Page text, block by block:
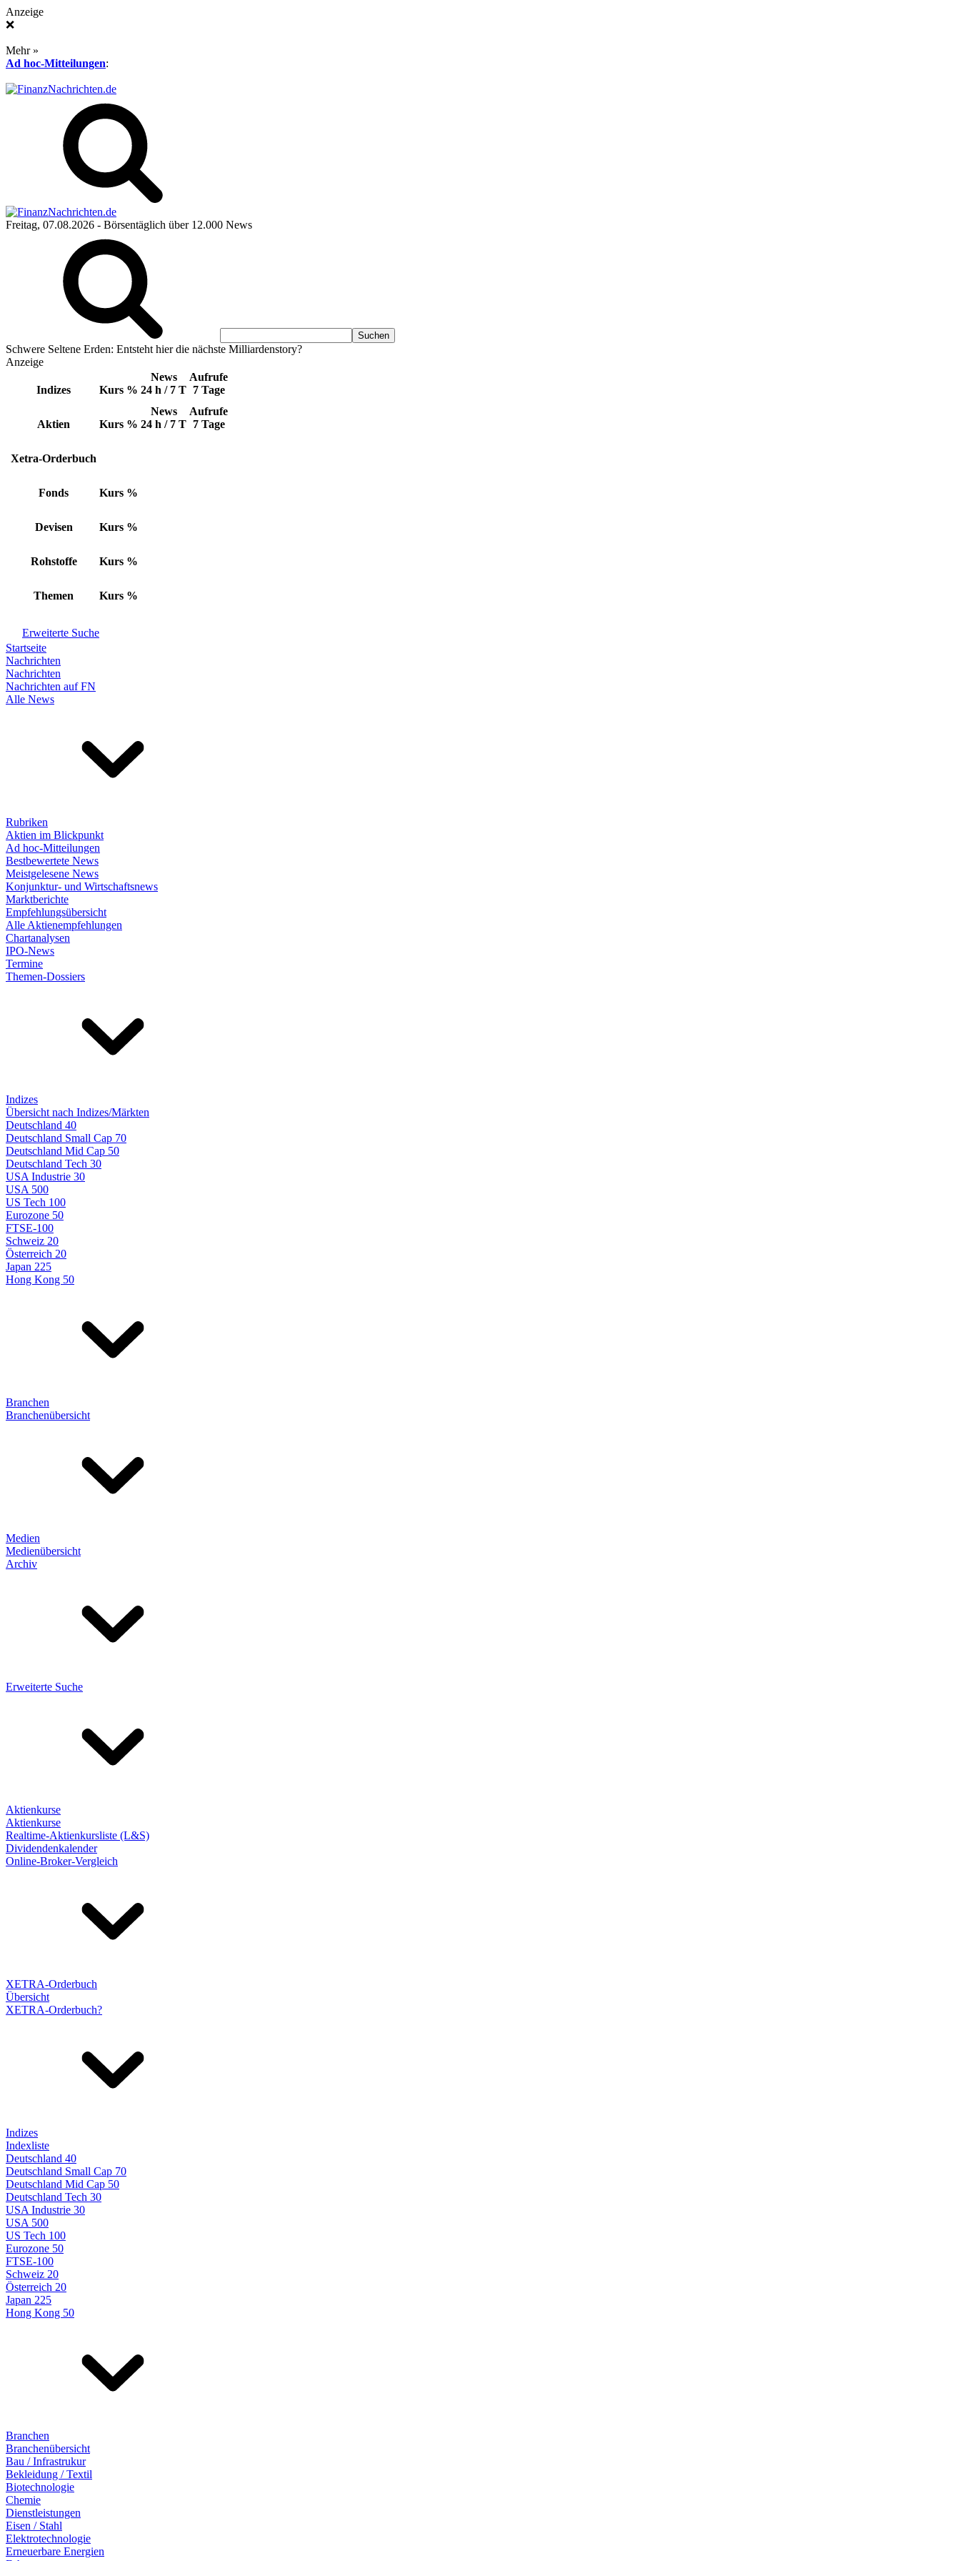
Anzeige
❌
Mehr »
Ad hoc-Mitteilungen:
Freitag, 07.08.2026 - Börsentäglich über 12.000 News
Schwere Seltene Erden: Entsteht hier die nächste Milliardenstory?
Anzeige
Indizes Kurs %
News
24 h / 7 T
Aufrufe
7 Tage
Aktien Kurs %
News
24 h / 7 T
Aufrufe
7 Tage
Xetra-Orderbuch
Fonds Kurs %
Devisen Kurs %
Rohstoffe Kurs %
Themen Kurs %
Erweiterte Suche
Startseite
Nachrichten
Nachrichten
Nachrichten auf FN
Alle News
Rubriken
Aktien im Blickpunkt
Ad hoc-Mitteilungen
Bestbewertete News
Meistgelesene News
Konjunktur- und Wirtschaftsnews
Marktberichte
Empfehlungsübersicht
Alle Aktienempfehlungen
Chartanalysen
IPO-News
Termine
Themen-Dossiers
Indizes
Übersicht nach Indizes/Märkten
Deutschland 40
Deutschland Small Cap 70
Deutschland Mid Cap 50
Deutschland Tech 30
USA Industrie 30
USA 500
US Tech 100
Eurozone 50
FTSE-100
Schweiz 20
Österreich 20
Japan 225
Hong Kong 50
Branchen
Branchenübersicht
Medien
Medienübersicht
Archiv
Erweiterte Suche
Aktienkurse
Aktienkurse
Realtime-Aktienkursliste (L&S)
Dividendenkalender
Online-Broker-Vergleich
XETRA-Orderbuch
Übersicht
XETRA-Orderbuch?
Indizes
Indexliste
Deutschland 40
Deutschland Small Cap 70
Deutschland Mid Cap 50
Deutschland Tech 30
USA Industrie 30
USA 500
US Tech 100
Eurozone 50
FTSE-100
Schweiz 20
Österreich 20
Japan 225
Hong Kong 50
Branchen
Branchenübersicht
Bau / Infrastrukur
Bekleidung / Textil
Biotechnologie
Chemie
Dienstleistungen
Eisen / Stahl
Elektrotechnologie
Erneuerbare Energien